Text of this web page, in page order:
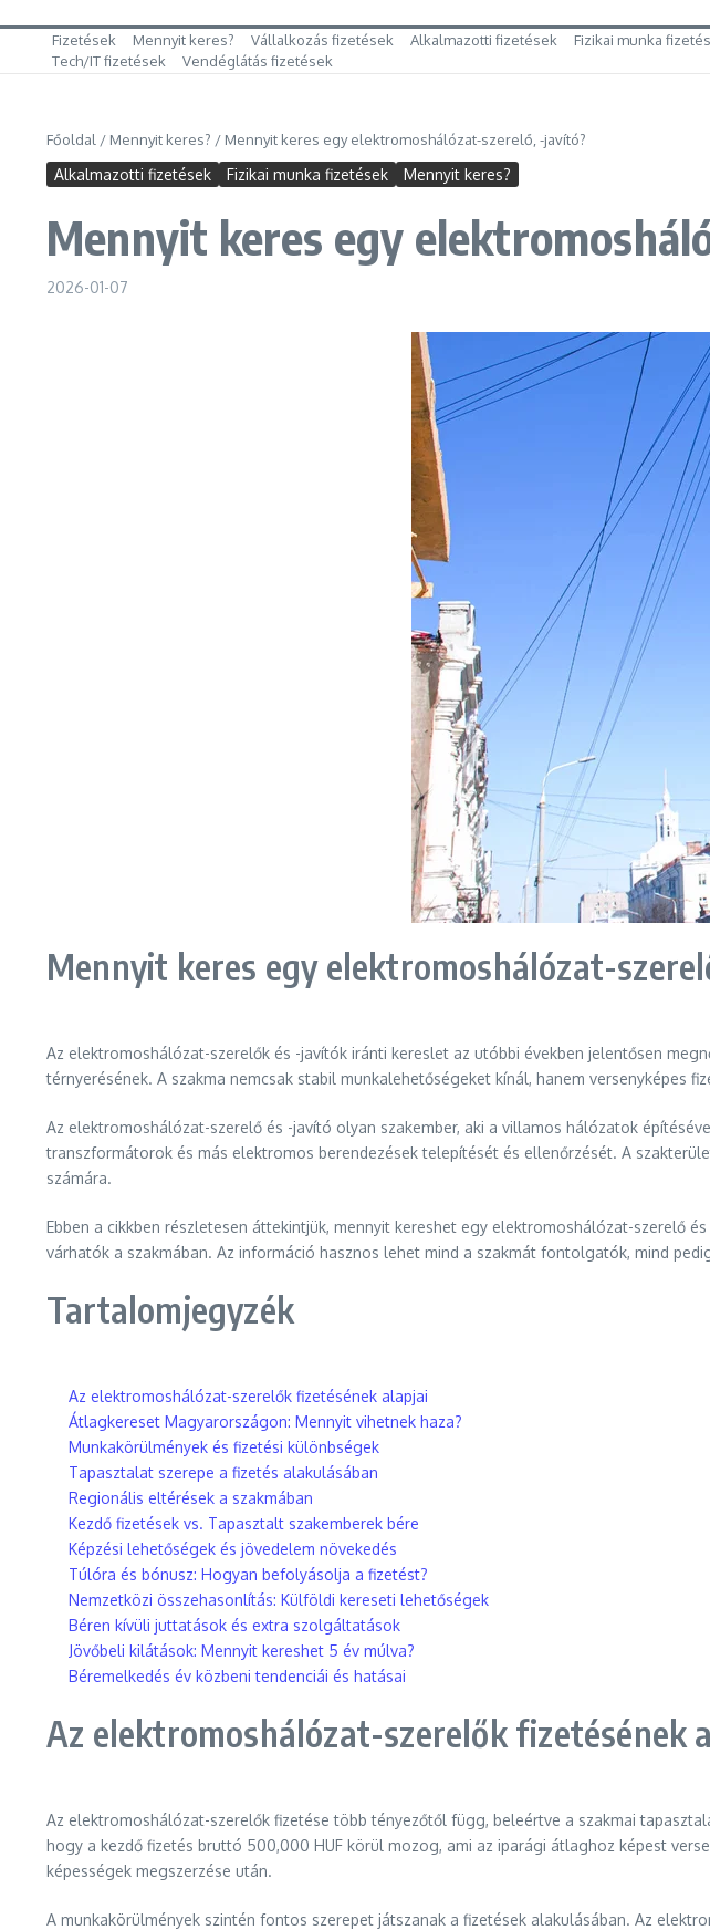
Fizetések Mennyit keres? Vállalkozás fizetések Alkalmazotti fizetések Fizikai munka
Tech/IT fizetések
Vendéglátás fizetések
Főoldal / Mennyit keres? / Mennyit keres egy elektromoshálózat-szerelő, -javító?
Alkalmazotti fizetések Fizikai munka fizetések Mennyit keres?
Mennyit keres egy
2026-01-07
Mennyit keres egy elektromoshálózat-
Az elektromoshálózat-szerelők és -javítók iránti kereslet az utóbbi években jelentősen
térnyerésének. A szakma nemcsak stabil munkalehetőségeket kínál, hanem versenyképes
Az elektromoshálózat-szerelő és -javító olyan szakember, aki a villamos hálózatok
transzformátorok és más elektromos berendezések telepítését és ellenőrzését. A
számára.
Ebben a cikkben részletesen áttekintjük, mennyit kereshet egy elektromoshálózat-szerelő
várhatók a szakmában. Az információ hasznos lehet mind a szakmát fontolgatók, mind
Tartalomjegyzék
Az elektromoshálózat-szerelők fizetésének alapjai
Átlagkereset Magyarországon: Mennyit vihetnek haza?
Munkakörülmények és fizetési különbségek
Tapasztalat szerepe a fizetés alakulásában
Regionális eltérések a szakmában
Kezdő fizetések vs. Tapasztalt szakemberek bére
Képzési lehetőségek és jövedelem növekedés
Túlóra és bónusz: Hogyan befolyásolja a fizetést?
Nemzetközi összehasonlítás: Külföldi kereseti lehetőségek
Béren kívüli juttatások és extra szolgáltatások
Jövőbeli kilátások: Mennyit kereshet 5 év múlva?
Béremelkedés év közbeni tendenciái és hatásai
Az elektromoshálózat-szerelők fizetésének
Az elektromoshálózat-szerelők fizetése több tényezőtől függ, beleértve a szakmai
hogy a kezdő fizetés bruttó 500,000 HUF körül mozog, ami az iparági átlaghoz képest
képességek megszerzése után.
A munkakörülmények szintén fontos szerepet játszanak a fizetések alakulásában. Az